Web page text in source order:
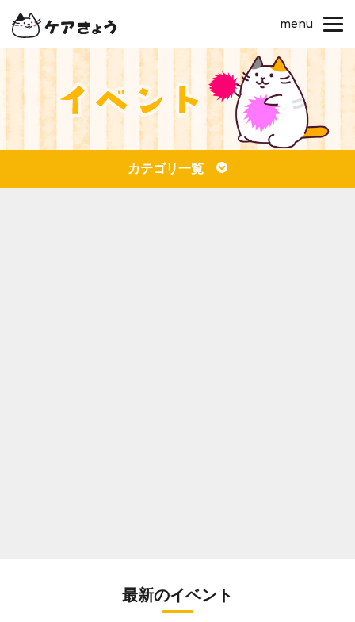
menu
カテゴリ一覧
最新のイベント